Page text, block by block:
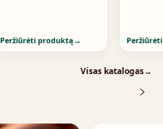
Peržiūrėti produktą →
Visas katalogas→